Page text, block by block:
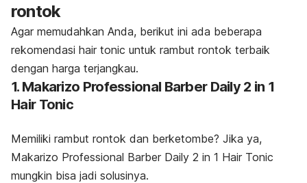
rontok
Agar memudahkan Anda, berikut ini ada beberapa
rekomendasi hair tonic untuk rambut rontok terbaik
dengan harga terjangkau.
1. Makarizo Professional Barber Daily 2 in 1
Hair Tonic
Memiliki rambut rontok dan berketombe? Jika ya,
Makarizo Professional Barber Daily 2 in 1 Hair Tonic
mungkin bisa jadi solusinya.